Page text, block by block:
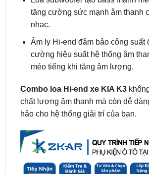
Âm ly Hi-end đảm bảo công suất
cường hiệu suất hệ thống âm
méo tiếng khi tăng âm lượng.
Combo loa Hi-end xe KIA K3
hảo cho hệ thống giải trí của bạn.